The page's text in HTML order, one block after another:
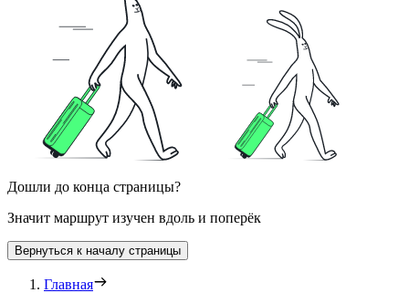
Дошли до конца страницы?
Значит маршрут изучен вдоль и поперёк
Вернуться к началу страницы
Главная